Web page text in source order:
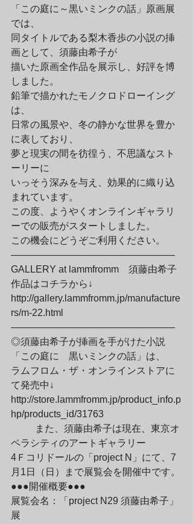
「この庭に～黒いミンクの話」原画展
では、
同タイトルである梨木香歩の小説の挿
画として、須藤由希子が
描いた原画全作品を展示し、好評を博
しました。
鉛筆で描かれたモノクロドローイング
は、
日常の風景や、冬の静かな世界を豊か
に表しており、
夢と現実の間を彷徨う、不思議なスト
ーリーに
いっそう深みを与え、効果的に織り込
まれています。
この度、ようやくオンラインギャラリ
ーでの販売がスタートしました。
この機会にどうぞご利用ください。
—————————————————
GALLERY at lammfromm　須藤由希子
作品はコチラから↓
http://gallery.lammfromm.jp/manufacture
rs/m-22.html
—————————————————
◎須藤由希子が挿画を手がけた小説
「この庭に　黒いミンクの話」は、
ラムフロム・ザ・オンラインストアに
て発売中↓
http://store.lammfromm.jp/product_info.p
hp/products_id/31763
ペラシティのアートギャラリー
4Ｆコリドールの「project N」にて、7
月1日（日）まで展覧会を開催中です。
●●●開催概要●●●
展覧会名：「project N29 須藤由希子」
展